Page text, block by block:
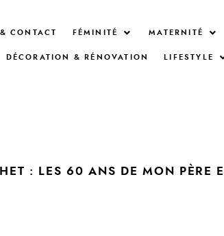
CONTACT FÉMINITÉ MATERNITÉ
DÉCORATION & RÉNOVATION LIFESTYLE
: LES 60 ANS DE MON PÈRE